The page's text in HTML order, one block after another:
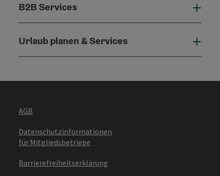
B2B Services
Urlaub planen & Services
AGB
Datenschutzinformationen
für Mitgliedsbetriebe
Barrierefreiheitserklärung